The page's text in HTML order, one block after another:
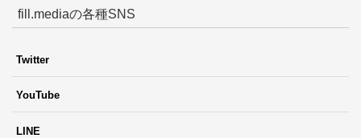
fill.mediaの各種SNS
Twitter
YouTube
LINE